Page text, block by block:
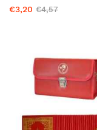
€3,20 €4,57